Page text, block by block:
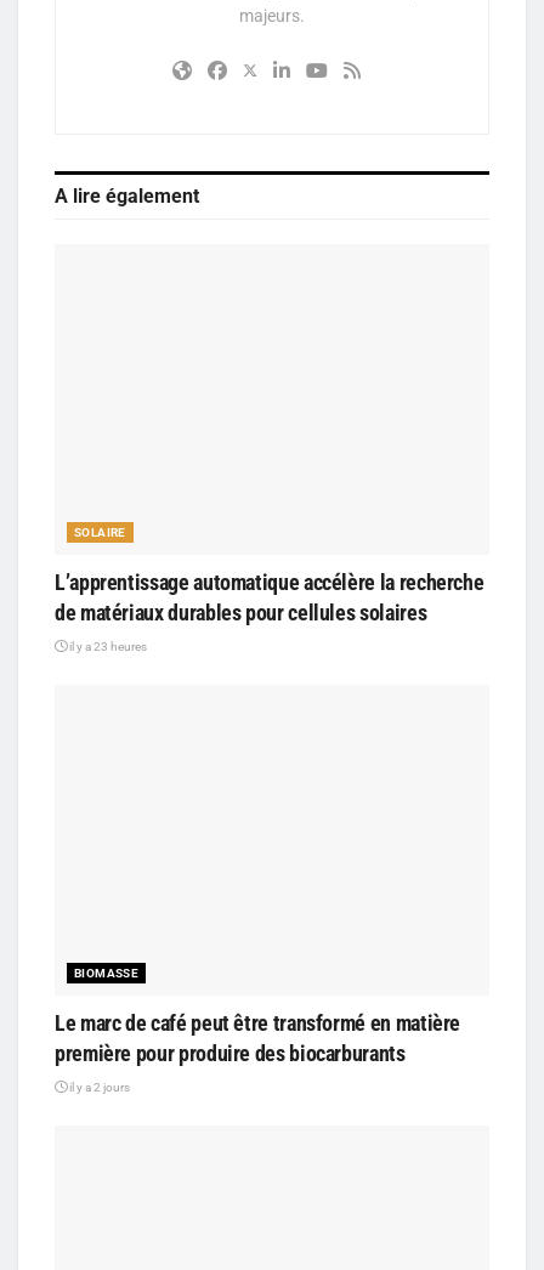
majeurs.
A lire également
SOLAIRE
L’apprentissage automatique accélère la recherche
de matériaux durables pour cellules solaires
il y a 23 heures
BIOMASSE
Le marc de café peut être transformé en matière
première pour produire des biocarburants
il y a 2 jours